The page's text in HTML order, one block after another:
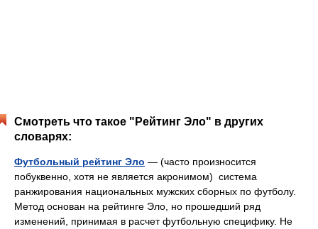
Смотреть что такое "Рейтинг Эло" в других
словарях:
Футбольный рейтинг Эло — (часто произносится
побуквенно, хотя не является акронимом) система
ранжирования национальных мужских сборных по футболу.
Метод основан на рейтинге Эло, но прошедший ряд
изменений, принимая в расчет футбольную специфику. Не